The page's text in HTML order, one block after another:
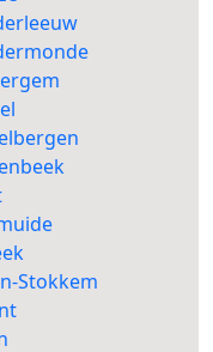
Stokkem